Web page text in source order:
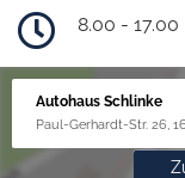
8.00 - 17.00
Autohaus Schlinke
Paul-Gerhardt-Str. 26,